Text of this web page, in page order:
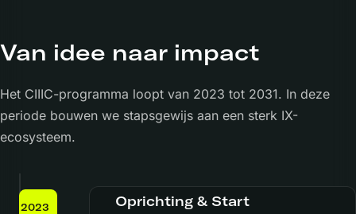
Van idee naar impact
Het CIIIC-programma loopt van 2023 tot 2031. In deze
periode bouwen we stapsgewijs aan een sterk IX-
ecosysteem.
2023 Oprichting & Start